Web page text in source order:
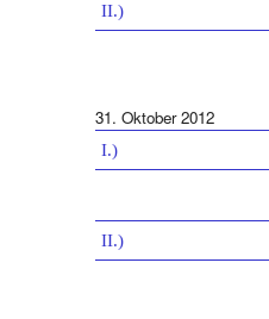
II.)
31. Oktober 2012
I.)
II.)